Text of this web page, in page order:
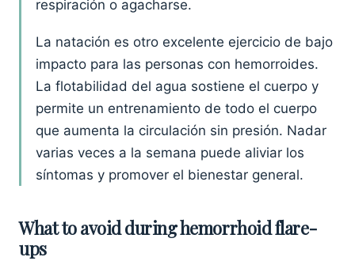
respiración o agacharse.
La natación es otro excelente ejercicio de bajo
impacto para las personas con hemorroides.
La flotabilidad del agua sostiene el cuerpo y
permite un entrenamiento de todo el cuerpo
que aumenta la circulación sin presión. Nadar
varias veces a la semana puede aliviar los
síntomas y promover el bienestar general.
What to avoid during hemorrhoid flare-
ups